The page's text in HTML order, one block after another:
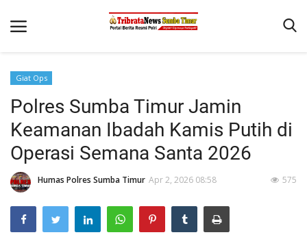
Beranda
Terms & Conditions
Reskrim
Binkam
Giat Ops
Polisi Kita
Giat Ops
Polres Sumba Timur Jamin
Keamanan Ibadah Kamis Putih di
Operasi Semana Santa 2026
Humas Polres Sumba Timur Apr 2, 2026 08:58 575